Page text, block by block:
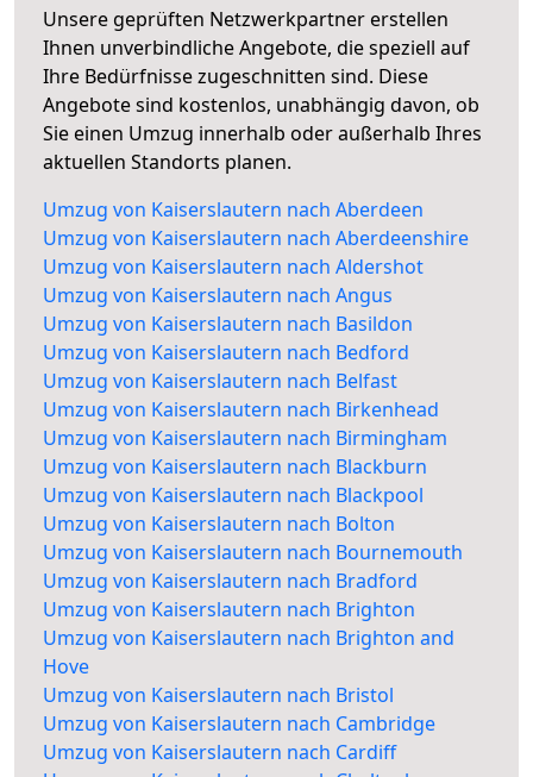
Unsere geprüften Netzwerkpartner erstellen
Ihnen unverbindliche Angebote, die speziell auf
Ihre Bedürfnisse zugeschnitten sind. Diese
Angebote sind kostenlos, unabhängig davon, ob
Sie einen Umzug innerhalb oder außerhalb Ihres
aktuellen Standorts planen.
Umzug von Kaiserslautern nach Aberdeen
Umzug von Kaiserslautern nach Aberdeenshire
Umzug von Kaiserslautern nach Aldershot
Umzug von Kaiserslautern nach Angus
Umzug von Kaiserslautern nach Basildon
Umzug von Kaiserslautern nach Bedford
Umzug von Kaiserslautern nach Belfast
Umzug von Kaiserslautern nach Birkenhead
Umzug von Kaiserslautern nach Birmingham
Umzug von Kaiserslautern nach Blackburn
Umzug von Kaiserslautern nach Blackpool
Umzug von Kaiserslautern nach Bolton
Umzug von Kaiserslautern nach Bournemouth
Umzug von Kaiserslautern nach Bradford
Umzug von Kaiserslautern nach Brighton
Umzug von Kaiserslautern nach Brighton and
Hove
Umzug von Kaiserslautern nach Bristol
Umzug von Kaiserslautern nach Cambridge
Umzug von Kaiserslautern nach Cardiff